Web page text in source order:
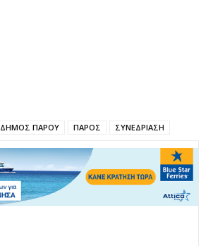
ΔΗΜΟΣ ΠΑΡΟΥ ΠΑΡΟΣ ΣΥΝΕΔΡΙΑΣΗ